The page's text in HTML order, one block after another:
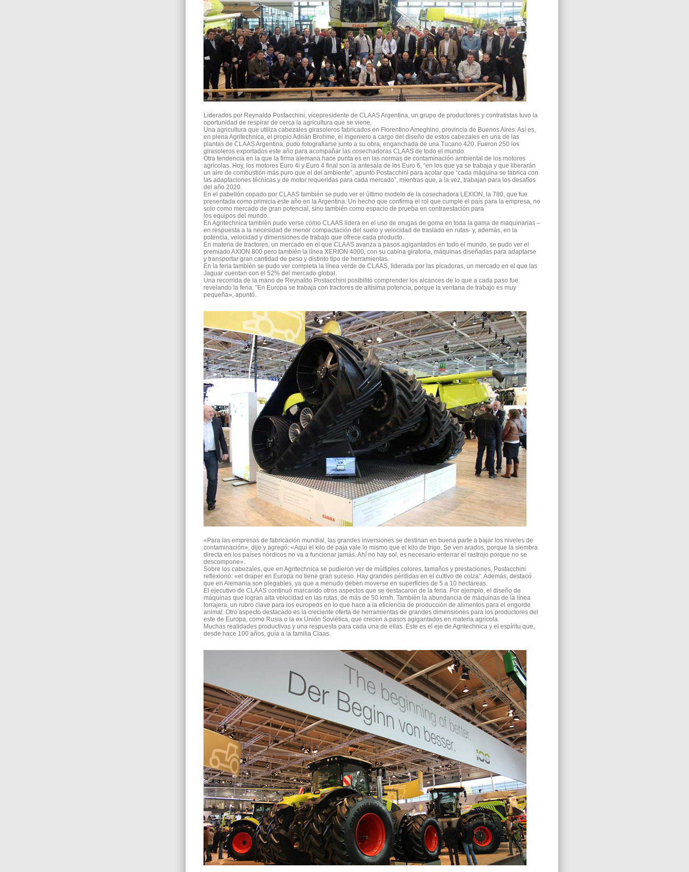
Liderados por Reynaldo Postacchini, vicepresidente de CLAAS Argentina, un grupo de productores y contratistas tuvo la
oportunidad de respirar de cerca la agricultura que se viene.
Una agricultura que utiliza cabezales girasoleros fabricados en Florentino Ameghino, provincia de Buenos Aires. Así es,
en plena Agritechnica, el propio Adrián Brohme, el ingeniero a cargo del diseño de estos cabezales en una de las
plantas de CLAAS Argentina, pudo fotografiarse junto a su obra, enganchada de una Tucano 420. Fueron 250 los
girasoleros exportados este año para acompañar las cosechadoras CLAAS de todo el mundo.
Otra tendencia en la que la firma alemana hace punta es en las normas de contaminación ambiental de los motores
agrícolas. Hoy, los motores Euro 4i y Euro 4 final son la antesala de los Euro 6, “en los que ya se trabaja y que liberarán
un aire de combustión más puro que el del ambiente”, apuntó Postacchini para acotar que “cada máquina se fabrica con
las adaptaciones técnicas y de motor requeridas para cada mercado”, mientras que, a la vez, trabajan para los desafíos
del año 2020.
En el pabellón copado por CLAAS también se pudo ver el último modelo de la cosechadora LEXION, la 780, que fue
presentada como primicia este año en la Argentina. Un hecho que confirma el rol que cumple el país para la empresa, no
solo como mercado de gran potencial, sino también como espacio de prueba en contraestación para
los equipos del mundo.
En Agritechnica también pudo verse cómo CLAAS lidera en el uso de orugas de goma en toda la gama de maquinarias –
en respuesta a la necesidad de menor compactación del suelo y velocidad de traslado en rutas- y, además, en la
potencia, velocidad y dimensiones de trabajo que ofrece cada producto.
En materia de tractores, un mercado en el que CLAAS avanza a pasos agigantados en todo el mundo, se pudo ver el
premiado AXION 800 pero también la línea XERION 4000, con su cabina giratoria, máquinas diseñadas para adaptarse
y transportar gran cantidad de peso y distinto tipo de herramientas.
En la feria también se pudo ver completa la línea verde de CLAAS, liderada por las picadoras, un mercado en el que las
Jaguar cuentan con el 52% del mercado global.
Una recorrida de la mano de Reynaldo Postacchini posibilitó comprender los alcances de lo que a cada paso fue
revelando la feria. “En Europa se trabaja con tractores de altísima potencia, porque la ventana de trabajo es muy
pequeña», apuntó.
«Para las empresas de fabricación mundial, las grandes inversiones se destinan en buena parte a bajar los niveles de
contaminación», dijo y agregó: «Aquí el kilo de paja vale lo mismo que el kilo de trigo. Se ven arados, porque la siembra
directa en los países nórdicos no va a funcionar jamás. Ahí no hay sol, es necesario enterrar el rastrojo porque no se
descompone».
Sobre los cabezales, que en Agritechnica se pudieron ver de múltiples colores, tamaños y prestaciones, Postacchini
reflexionó: «el draper en Europa no tiene gran suceso. Hay grandes pérdidas en el cultivo de colza”. Además, destacó
que en Alemania son plegables, ya que a menudo deben moverse en superficies de 5 a 10 hectáreas.
El ejecutivo de CLAAS continuó marcando otros aspectos que se destacaron de la feria. Por ejemplo, el diseño de
máquinas que logran alta velocidad en las rutas, de más de 50 km/h. También la abundancia de máquinas de la línea
forrajera, un rubro clave para los europeos en lo que hace a la eficiencia de producción de alimentos para el engorde
animal. Otro aspecto destacado es la creciente oferta de herramientas de grandes dimensiones para los productores del
este de Europa, como Rusia o la ex Unión Soviética, que crecen a pasos agigantados en materia agrícola.
Muchas realidades productivas y una respuesta para cada una de ellas. Este es el eje de Agritechnica y el espíritu que,
desde hace 100 años, guía a la familia Claas.